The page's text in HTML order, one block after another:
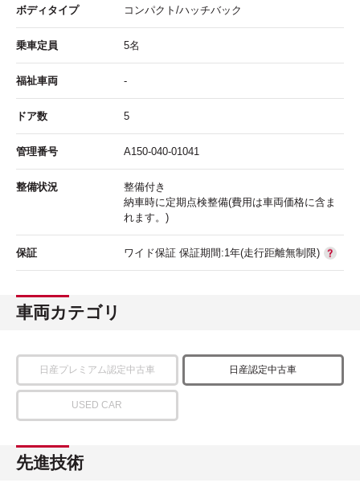
ボディタイプ コンパクト/ハッチバック
乗車定員 5名
福祉車両 -
ドア数 5
管理番号 A150-040-01041
整備状況
整備付き
納車時に定期点検整備(費用は車両価格に含ま
れます。)
保証 ワイド保証 保証期間:1年(走行距離無制限)
車両カテゴリ
日産プレミアム認定中古車 日産認定中古車
USED CAR
先進技術